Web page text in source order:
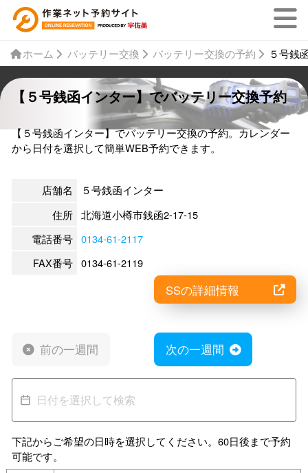
ホーム バッテリー交換 バッテリー交換の予約 ５号銭
【５号銭函インター】でバッテリー交換予約
【５号銭函インター】でバッテリー交換の予約。カレンダー
から日付を選択して簡単WEB予約できます。
店舗名
５号銭函インター
住所 北海道小樽市銭函2-17-15
電話番号 0134-61-2117
FAX番号 0134-61-2119
SSの詳細情報
前の一週間 次の一週間
下記からご希望の日時を選択してください。60日後まで予約
可能です。